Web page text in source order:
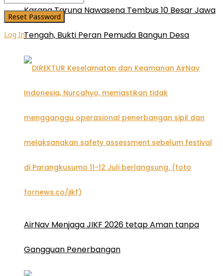
Karang Taruna Nawasena Tembus 10 Besar Jawa
Tengah, Bukti Peran Pemuda Bangun Desa
AirNav Menjaga JIKF 2026 tetap Aman tanpa
Gangguan Penerbangan
Log In